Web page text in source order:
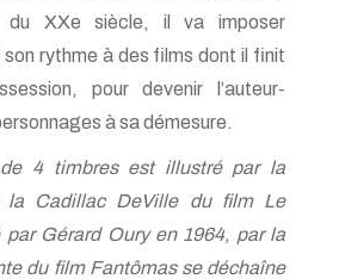
du XXe siècle, il va imposer
rythme à des films dont il finit
pour devenir l’auteur-
à sa démesure.
4 timbres est illustré par la
la Cadillac DeVille du film Le
par Gérard Oury en 1964, par la
du film Fantômas se déchaîne